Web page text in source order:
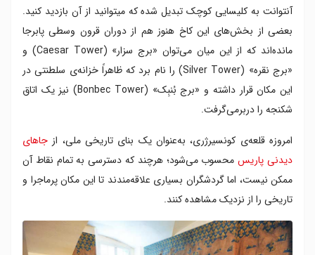
آنتوانت به کلیسایی کوچک تبدیل شده که می‎توانید از آن بازدید کنید.
بعضی از بخش‌های این کاخ هنوز هم از دوران قرون وسطی پابرجا
مانده‌اند که از این میان می‌توان «برج سزار» (Caesar Tower) و
«برج نقره» (Silver Tower) را نام برد که ظاهراً خزانه‌ی سلطنتی در
این مکان قرار داشته و «برج بُنبِک» (Bonbec Tower) نیز یک اتاق
شکنجه را دربرمی‌گرفت.
امروزه قلعه‌ی کونسیرژری، به‌عنوان یک بنای تاریخی ملی، از جاهای
دیدنی پاریسمحسوب می‌شود؛ هرچند که دسترسی به تمام نقاط آن
ممکن نیست، اما گردشگران بسیاری علاقه‌مندند تا این مکان پرماجرا و
تاریخی را از نزدیک مشاهده کنند.